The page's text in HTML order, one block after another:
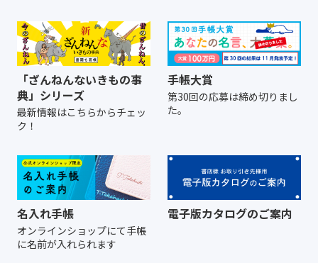
「ざんねんないきもの事
典」シリーズ
最新情報はこちらからチェッ
ク！
手帳大賞
第30回の応募は締め切りまし
た。
名入れ手帳
オンラインショップにて手帳
に名前が入れられます
電子版カタログのご案内